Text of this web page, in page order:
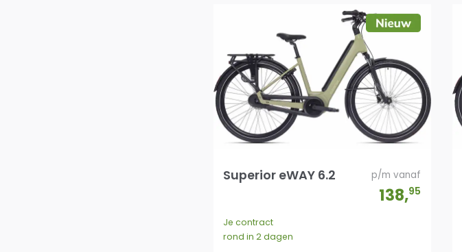
Superior eWAY 6.2 p/m vanaf
138,95
Je contract
rond in 2 dagen